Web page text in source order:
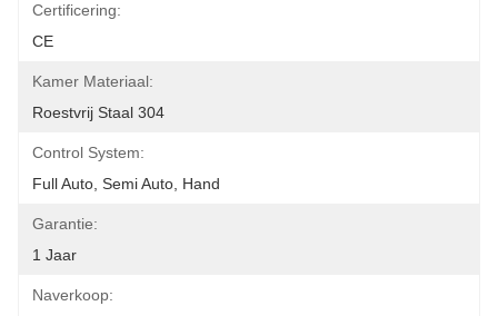
Certificering:
CE
Kamer Materiaal:
Roestvrij Staal 304
Control System:
Full Auto, Semi Auto, Hand
Garantie:
1 Jaar
Naverkoop: